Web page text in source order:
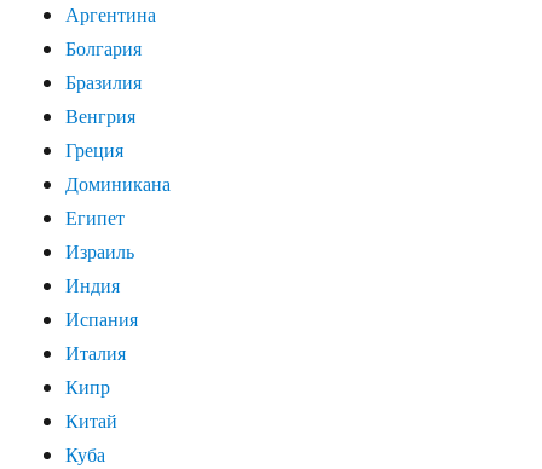
Аргентина
Болгария
Бразилия
Венгрия
Греция
Доминикана
Египет
Израиль
Индия
Испания
Италия
Кипр
Китай
Куба